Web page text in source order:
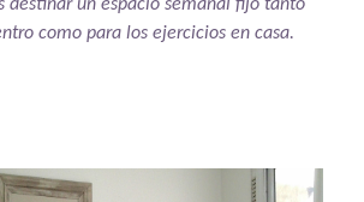
destinar un espacio semanal fijo tanto
como para los ejercicios en casa.